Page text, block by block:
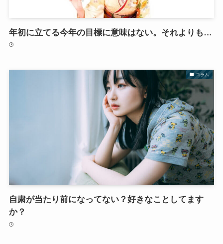
年初に立てる今年の目標に意味はない。それよりも…
コラム
自粛が当たり前になってない？好きなことしてます
か？